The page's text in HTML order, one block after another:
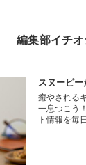
編集部イチオ
スヌーピ
癒やされる
一息つこう
ト情報を毎